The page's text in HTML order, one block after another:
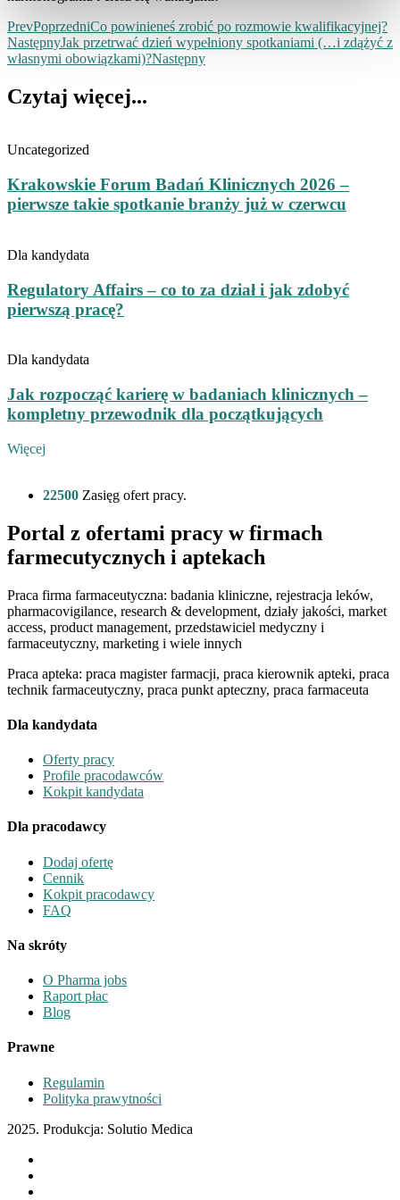
PrevPoprzedniCo powinieneś zrobić po rozmowie kwalifikacyjnej?
NastępnyJak przetrwać dzień wypełniony spotkaniami (…i zdążyć z
własnymi obowiązkami)?Następny
Czytaj więcej...
Uncategorized
Krakowskie Forum Badań Klinicznych 2026 –
pierwsze takie spotkanie branży już w czerwcu
Dla kandydata
Regulatory Affairs – co to za dział i jak zdobyć
pierwszą pracę?
Dla kandydata
Jak rozpocząć karierę w badaniach klinicznych –
kompletny przewodnik dla początkujących
Więcej
22500 Zasięg ofert pracy.
Portal z ofertami pracy w firmach
farmecutycznych i aptekach
Praca firma farmaceutyczna: badania kliniczne, rejestracja leków,
pharmacovigilance, research & development, działy jakości, market
access, product management, przedstawiciel medyczny i
farmaceutyczny, marketing i wiele innych
Praca apteka: praca magister farmacji, praca kierownik apteki, praca
technik farmaceutyczny, praca punkt apteczny, praca farmaceuta
Dla kandydata
Oferty pracy
Profile pracodawców
Kokpit kandydata
Dla pracodawcy
Dodaj ofertę
Cennik
Kokpit pracodawcy
FAQ
Na skróty
O Pharma jobs
Raport płac
Blog
Prawne
Regulamin
Polityka prawytności
2025. Produkcja: Solutio Medica